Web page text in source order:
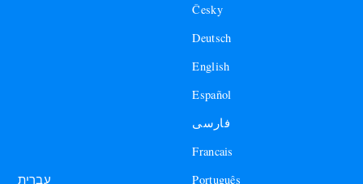
Česky
Deutsch
English
Español
فارسی
Francais
עברית
Português